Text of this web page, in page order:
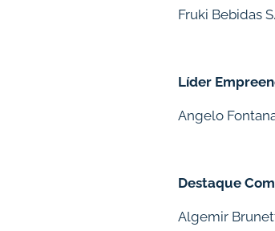
Fruki Bebidas
Líder
Angelo
Destaque
Algemir